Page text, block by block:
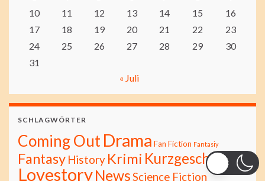
10
11 12 13 14 15
16
17
18 19 20 21 22
23
24
25 26 27 28 29
30
31
« Juli
SCHLAGWÖRTER
Coming OutDrama Fan Fiction Fantasiy
Fantasy History Krimi Kurzgeschichte
LovestoryNewsScience Fiction